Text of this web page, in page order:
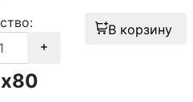
В корзину